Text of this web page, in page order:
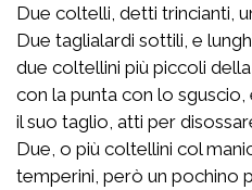
Due coltelli, detti trincianti,
Due taglialardi sottili, e
due coltellini più piccoli
con la punta con lo
il suo taglio, atti per
Due, o più coltellini col
temperini, però un pochino